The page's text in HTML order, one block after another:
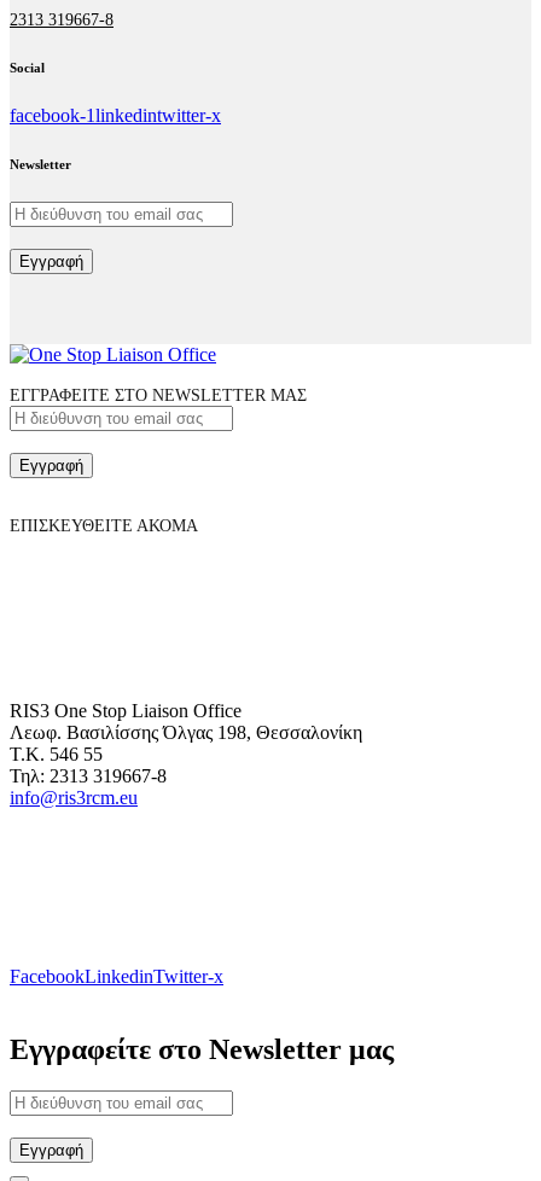
2313 319667-8
Social
facebook-1linkedintwitter-x
Newsletter
Εγγραφή
ΕΓΓΡΑΦΕΙΤΕ ΣΤΟ NEWSLETTER ΜΑΣ
Εγγραφή
ΕΠΙΣΚΕΥΘΕΙΤΕ ΑΚΟΜΑ
RIS3 One Stop Liaison Office
Λεωφ. Βασιλίσσης Όλγας 198, Θεσσαλονίκη
Τ.Κ. 546 55
Τηλ: 2313 319667-8
info@ris3rcm.eu
FacebookLinkedinTwitter-x
Εγγραφείτε στο Newsletter μας
Εγγραφή